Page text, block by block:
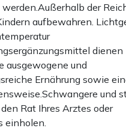
der
aufbewahren.
ausgewogene und
Ernährung sowie
und
den Rat Ihres Arztes oder
einholen.